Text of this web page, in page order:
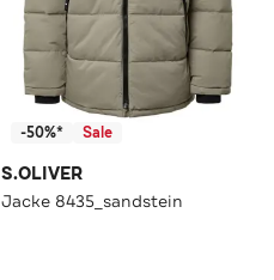
-50%* Sale
S.OLIVER
Jacke 8435_sandstein